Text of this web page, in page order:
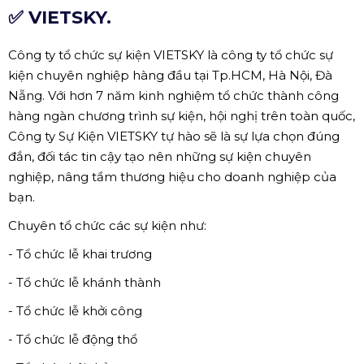
✅ VIETSKY.
Công ty tổ chức sự kiện VIETSKY là công ty tổ chức sự
kiện chuyên nghiệp hàng đầu tại Tp.HCM, Hà Nội, Đà
Nẵng. Với hơn 7 năm kinh nghiệm tổ chức thành công
hàng ngàn chương trình sự kiện, hội nghị trên toàn quốc,
Công ty Sự Kiện VIETSKY tự hào sẽ là sự lựa chọn đúng
đắn, đối tác tin cậy tạo nên những sự kiện chuyên
nghiệp, nâng tầm thương hiệu cho doanh nghiệp của
bạn.
Chuyên tổ chức các sự kiện như:
- Tổ chức lễ khai trương
- Tổ chức lễ khánh thành
- Tổ chức lễ khởi công
- Tổ chức lễ động thổ